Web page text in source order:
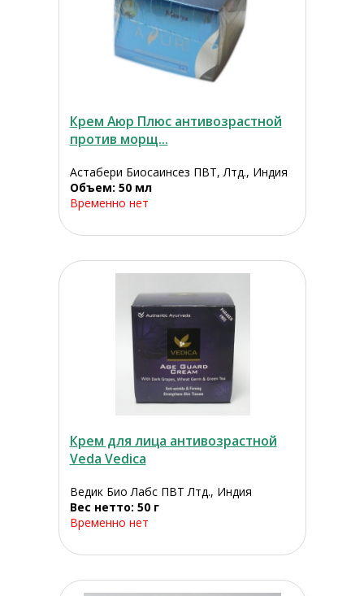
Крем Аюр Плюс антивозрастной
против морщ...
Астабери Биосаинсез ПВТ, Лтд., Индия
Объем: 50 мл
Временно нет
Крем для лица антивозрастной
Veda Vedica
Ведик Био Лабс ПВТ Лтд., Индия
Вес нетто: 50 г
Временно нет